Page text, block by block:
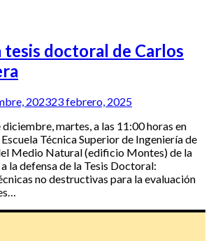
tesis doctoral de Carlos
202323 febrero, 2025
martes, a las 11:00 horas en
Técnica Superior de Ingeniería de
Medio Natural (edificio Montes) de la
la defensa de la Tesis Doctoral:
no destructivas para la evaluación